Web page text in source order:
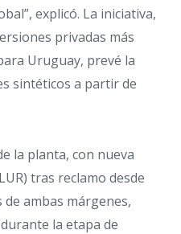
explicó. La iniciativa,
privadas más
Uruguay, prevé la
sintéticos a partir de
la planta, con nueva
tras reclamo desde
ambas márgenes,
la etapa de